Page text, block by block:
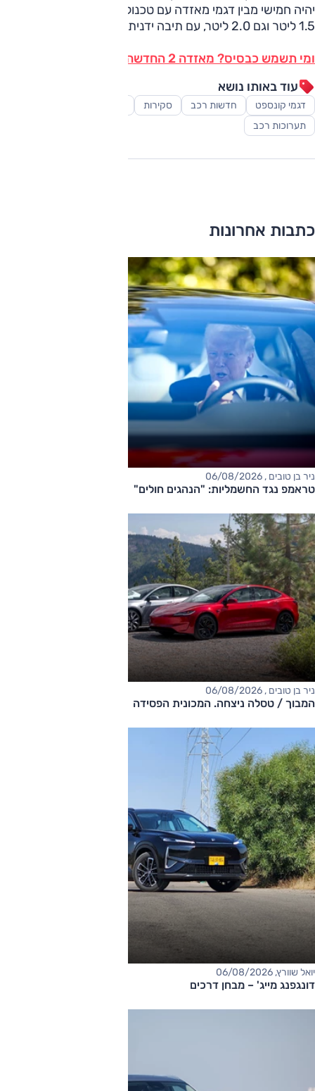
יהיה חמישי מבין דגמי מאזדה עם טכנולוגיה זו. מנועים צפויים יהיו
1.5 ליטר וגם 2.0 ליטר, עם תיבה ידנית או אוטומטית.
ומי תשמש כבסיס? מאזדה 2 החדשה כמובן
עוד באותו נושא
דגמי קונספט חדשות רכב סקירות
תערוכות רכב
כתבות אחרונות
ניר בן טובים , 06/08/2026
טראמפ נגד החשמליות: "הנהגים חולים"
ניר בן טובים , 06/08/2026
המבוך / טסלה ניצחה. המכונית הפסידה
יואל שוורץ, 06/08/2026
דונגפנג מייג' – מבחן דרכים